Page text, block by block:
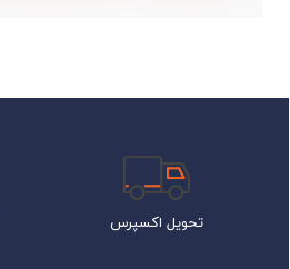
تحویل اکسپرس